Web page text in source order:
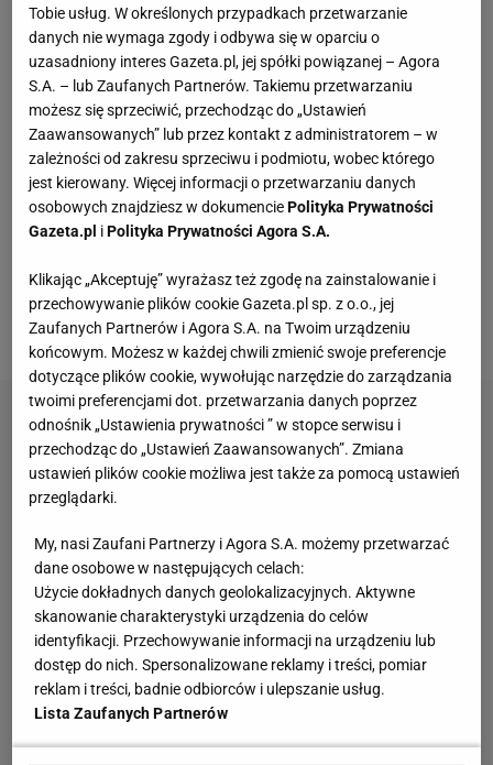
Vintage gramofony wracają do łask. Polacy na
nowo pokochali vinyle
To nie jest zwykły burger. Jego smak podkręca
wyjątkowy składnik
MATERIAŁ PROMOCYJNY
Te dywany są porządne jak za dawnych lato.
Piękne wzory, a ceny? Nawet mniej niż 50 zł
Kuchnia w stylu space age wraca do łask.
Sprzęty SMEG zachwycają designem
Tobie usług. W określonych przypadkach przetwarzanie
danych nie wymaga zgody i odbywa się w oparciu o
uzasadniony interes Gazeta.pl, jej spółki powiązanej – Agora
S.A. – lub Zaufanych Partnerów. Takiemu przetwarzaniu
możesz się sprzeciwić, przechodząc do „Ustawień
Zaawansowanych” lub przez kontakt z administratorem – w
zależności od zakresu sprzeciwu i podmiotu, wobec którego
jest kierowany. Więcej informacji o przetwarzaniu danych
osobowych znajdziesz w dokumenciePolityka Prywatności
Gazeta.pl iPolityka Prywatności Agora S.A.
Klikając „Akceptuję” wyrażasz też zgodę na zainstalowanie i
przechowywanie plików cookie Gazeta.pl sp. z o.o., jej
Zaufanych Partnerów i Agora S.A. na Twoim urządzeniu
końcowym. Możesz w każdej chwili zmienić swoje preferencje
dotyczące plików cookie, wywołując narzędzie do zarządzania
twoimi preferencjami dot. przetwarzania danych poprzez
odnośnik „Ustawienia prywatności ” w stopce serwisu i
przechodząc do „Ustawień Zaawansowanych”. Zmiana
ustawień plików cookie możliwa jest także za pomocą ustawień
przeglądarki.
My, nasi Zaufani Partnerzy i Agora S.A. możemy przetwarzać
dane osobowe w następujących celach:
Użycie dokładnych danych geolokalizacyjnych. Aktywne
skanowanie charakterystyki urządzenia do celów
identyfikacji. Przechowywanie informacji na urządzeniu lub
dostęp do nich. Spersonalizowane reklamy i treści, pomiar
reklam i treści, badnie odbiorców i ulepszanie usług.
Lista Zaufanych Partnerów